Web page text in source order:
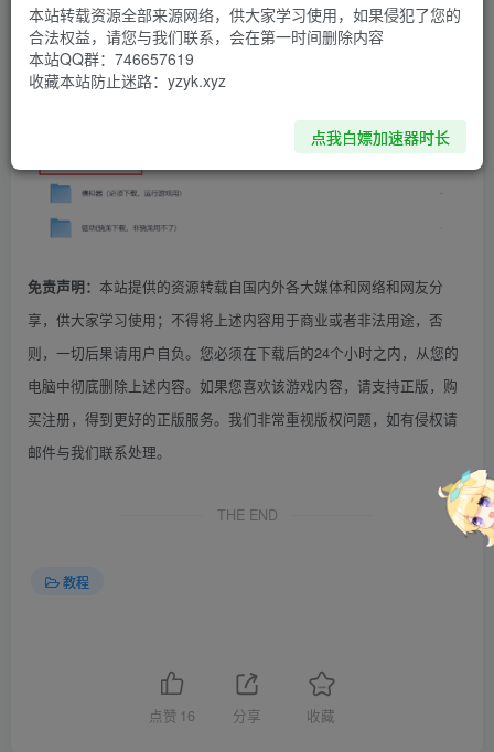
免责声明： 本站提供的资源转载自国内外各大媒体和网络和网友分
享，供大家学习使用；不得将上述内容用于商业或者非法用途，否
则，一切后果请用户自负。您必须在下载后的24个小时之内，从您的
电脑中彻底删除上述内容。如果您喜欢该游戏内容，请支持正版，购
买注册，得到更好的正版服务。我们非常重视版权问题，如有侵权请
邮件与我们联系处理。
THE END
教程
点赞 16 分享 收藏
本站转载资源全部来源网络，供大家学习使用，如果侵犯了您的
合法权益，请您与我们联系，会在第一时间删除内容
本站QQ群：746657619
收藏本站防止迷路：yzyk.xyz
点我白嫖加速器时长